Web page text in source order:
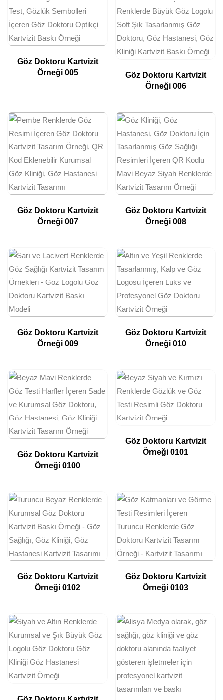
Göz Doktoru Kartvizit
Örneği 005
Göz Doktoru Kartvizit
Örneği 006
Göz Doktoru Kartvizit
Örneği 007
Göz Doktoru Kartvizit
Örneği 008
Göz Doktoru Kartvizit
Örneği 009
Göz Doktoru Kartvizit
Örneği 010
Göz Doktoru Kartvizit
Örneği 0100
Göz Doktoru Kartvizit
Örneği 0101
Göz Doktoru Kartvizit
Örneği 0102
Göz Doktoru Kartvizit
Örneği 0103